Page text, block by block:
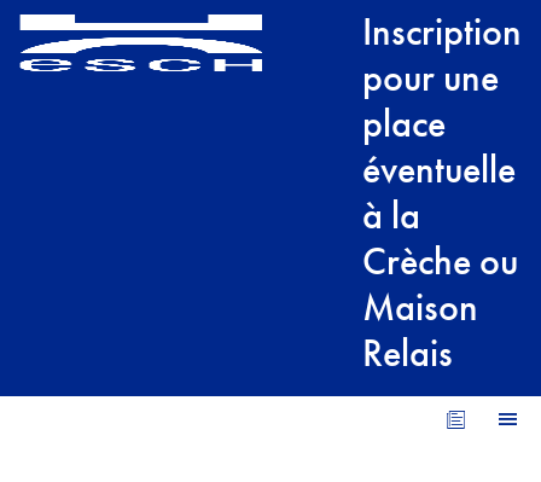
Inscription
pour une
place
éventuelle
à la
Crèche ou
Maison
Relais